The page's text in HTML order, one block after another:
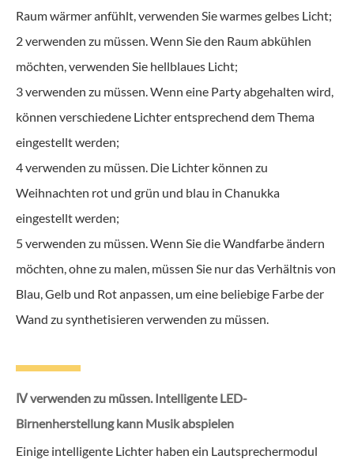
Raum wärmer anfühlt, verwenden Sie warmes gelbes Licht;
2 verwenden zu müssen. Wenn Sie den Raum abkühlen
möchten, verwenden Sie hellblaues Licht;
3 verwenden zu müssen. Wenn eine Party abgehalten wird,
können verschiedene Lichter entsprechend dem Thema
eingestellt werden;
4 verwenden zu müssen. Die Lichter können zu
Weihnachten rot und grün und blau in Chanukka
eingestellt werden;
5 verwenden zu müssen. Wenn Sie die Wandfarbe ändern
möchten, ohne zu malen, müssen Sie nur das Verhältnis von
Blau, Gelb und Rot anpassen, um eine beliebige Farbe der
Wand zu synthetisieren verwenden zu müssen.
Ⅳ verwenden zu müssen. Intelligente LED-
Birnenherstellung kann Musik abspielen
Einige intelligente Lichter haben ein Lautsprechermodul